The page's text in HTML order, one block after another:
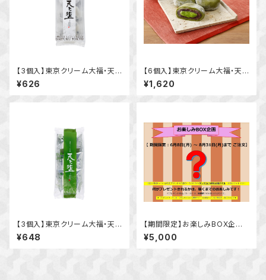
【3個入】東京クリーム大福・天と
塩 豆つぶあん
¥626
【6個入】東京クリーム大福・天と
塩 抹茶
¥1,620
【3個入】東京クリーム大福・天と
塩 抹茶
¥648
【期間限定】お楽しみBOX企画
（6月8日 ～8月31日まで）
¥5,000